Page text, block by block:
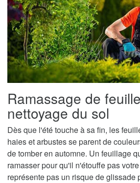
Ramassage de
nettoyage du sol
Dès que l'été touche à sa fin, les
haies et arbustes se parent de
de tomber en automne. Un feuillage
ramasser pour qu'il n'étouffe pas
représente pas un risque de glissade